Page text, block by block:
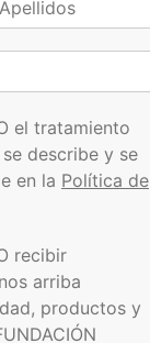
el tratamiento
describe y se
en la Política de
recibir
arriba
productos y